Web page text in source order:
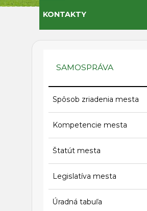
KONTAKTY
SAMOSPRÁVA
Spôsob zriadenia mesta
Kompetencie mesta
Štatút mesta
Legislatíva mesta
Úradná tabuľa